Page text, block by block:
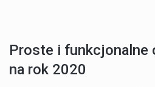
Proste i funkcjonalne
na rok 2020